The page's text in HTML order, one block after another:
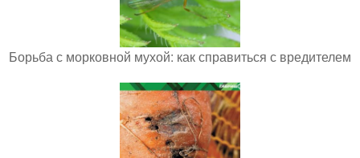
Борьба с морковной мухой: как справиться с вредителем